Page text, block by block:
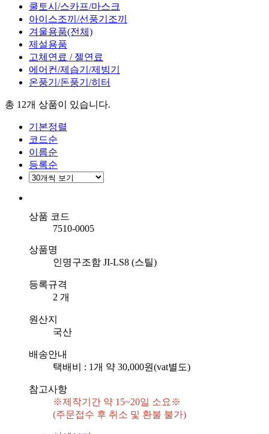
쿨토시/스카프/마스크
아이스조끼/선풍기조끼
겨울용품(전체)
제설용품
고체연료 / 젤연료
에어컨/제습기/제빙기
온풍기/돈풍기/히터
총 12개 상품이 있습니다.
기본정렬
코드순
이름순
등록순
상품 코드
7510-0005
상품명
인명구조함 JI-LS8 (스틸)
등록규격
2 개
원산지
국산
배송안내
택배비 : 1개 약 30,000원(vat별도)
참고사항
※제작기간 약 15~20일 소요※
(주문접수 후 취소 및 환불 불가)